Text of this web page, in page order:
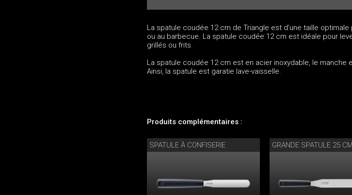
La spatule coudée 12 cm de Triangle est d'une taille
ou au barbecue. La spatule coudée 12 cm est idéale pour
grillés ou frits.
La spatule coudée 12 cm est en acier inoxydable, le manche
Ainsi, la spatule est garatie lave-vaisselle.
Produits complémentaires :
SPATULE À CONFISERIE GRANDE SPATULE 25 CM